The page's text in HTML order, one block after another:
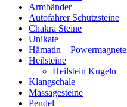
Armbänder
Autofahrer Schutzsteine
Chakra Steine
Unikate
Hämatin – Powermagnete
Heilsteine
Heilstein Kugeln
Klangschale
Massagesteine
Pendel